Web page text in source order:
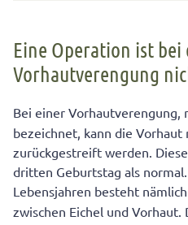
immer nötig
Es wird immer noch zu
Eine Operation ist bei
Vorhautverengung
Bei einer Vorhautverengung,
bezeichnet, kann die Vorhaut
zurückgestreift werden.
dritten Geburtstag als
Lebensjahren besteht
zwischen Eichel und